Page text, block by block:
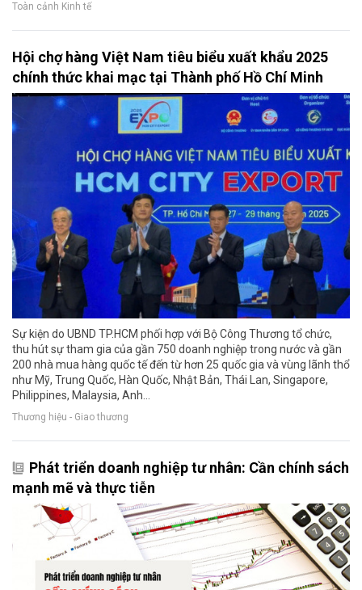
Toàn cảnh Kinh tế
Hội chợ hàng Việt Nam tiêu biểu xuất khẩu 2025
chính thức khai mạc tại Thành phố Hồ Chí Minh
Sự kiện do UBND TP.HCM phối hợp với Bộ Công Thương tổ chức,
thu hút sự tham gia của gần 750 doanh nghiệp trong nước và gần
200 nhà mua hàng quốc tế đến từ hơn 25 quốc gia và vùng lãnh thổ
như Mỹ, Trung Quốc, Hàn Quốc, Nhật Bản, Thái Lan, Singapore,
Philippines, Malaysia, Anh…
Thương hiệu - Giao thương
Phát triển doanh nghiệp tư nhân: Cần chính sách
mạnh mẽ và thực tiễn